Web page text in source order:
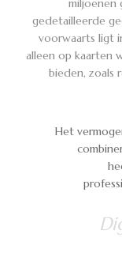
miljoenen
gedetailleerde
voorwaarts ligt
alleen op kaarten
bieden, zoals
“Het